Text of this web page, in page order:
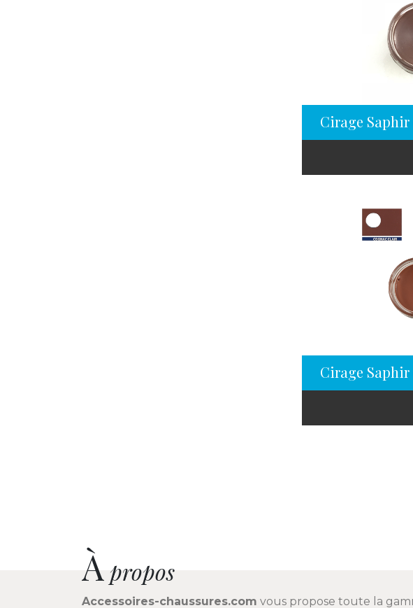
Cirage Saphir
Cirage
Àpropos
Accessoires-chaussures.com vous propose toute la